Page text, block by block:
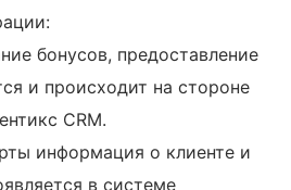
бонусов, предоставление
и происходит на стороне
CRM.
информация о клиенте и
в системе